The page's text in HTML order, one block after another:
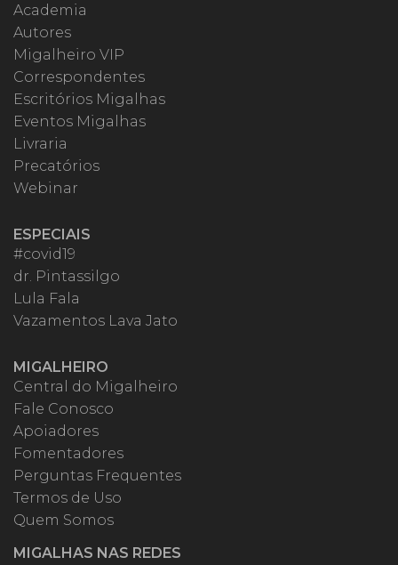
Academia
Autores
Migalheiro VIP
Correspondentes
Escritórios Migalhas
Eventos Migalhas
Livraria
Precatórios
Webinar
ESPECIAIS
#covid19
dr. Pintassilgo
Lula Fala
Vazamentos Lava Jato
MIGALHEIRO
Central do Migalheiro
Fale Conosco
Apoiadores
Fomentadores
Perguntas Frequentes
Termos de Uso
Quem Somos
MIGALHAS NAS REDES